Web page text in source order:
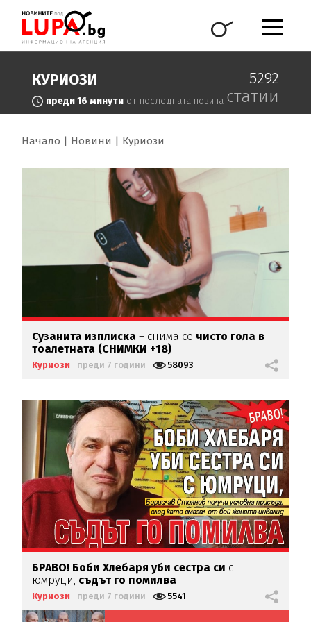
КУРИОЗИ
преди 16 минути от последната новина
5292
статии
Начало Новини Куриози
Сузанита изплиска – снима се чисто гола в
тоалетната (СНИМКИ +18)
Куриози преди 7 години 58093
БРАВО! Боби Хлебаря уби сестра си с
юмруци, съдът го помилва
Куриози преди 7 години 5541